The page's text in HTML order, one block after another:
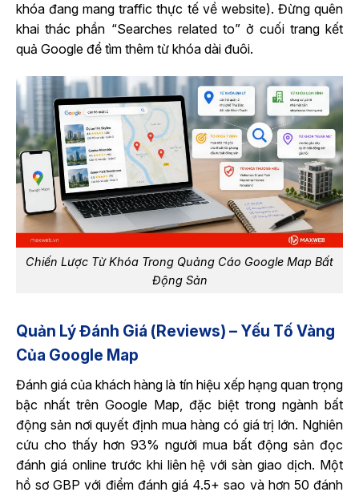
khóa đang mang traffic thực tế về website). Đừng quên
khai thác phần “Searches related to” ở cuối trang kết
quả Google để tìm thêm từ khóa dài đuôi.
Chiến Lược Từ Khóa Trong Quảng Cáo Google Map Bất
Động Sản
Quản Lý Đánh Giá (Reviews) – Yếu Tố Vàng
Của Google Map
Đánh giá của khách hàng là tín hiệu xếp hạng quan trọng
bậc nhất trên Google Map, đặc biệt trong ngành bất
động sản nơi quyết định mua hàng có giá trị lớn. Nghiên
cứu cho thấy hơn 93% người mua bất động sản đọc
đánh giá online trước khi liên hệ với sàn giao dịch. Một
hồ sơ GBP với điểm đánh giá 4.5+ sao và hơn 50 đánh